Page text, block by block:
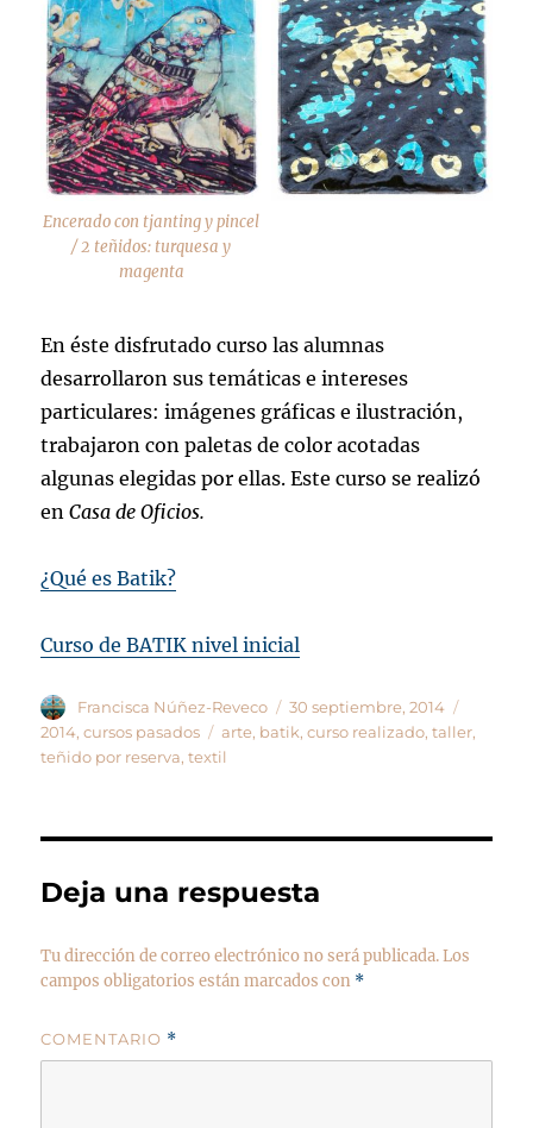
Encerado con tjanting y pincel
/ 2 teñidos: turquesa y
magenta
En éste disfrutado curso las alumnas
desarrollaron sus temáticas e intereses
particulares: imágenes gráficas e ilustración,
trabajaron con paletas de color acotadas
algunas elegidas por ellas. Este curso se realizó
enCasa de Oficios.
¿Qué es Batik?
Curso de BATIK nivel inicial
Autor
Francisca Núñez-Reveco
Publicado
el
30 septiembre, 2014
2014,cursos pasados Etiquetas
arte, batik,curso realizado,taller,
teñido por reserva,textil
Deja una respuesta
Tu dirección de correo electrónico no será publicada. Los
campos obligatorios están marcados con *
COMENTARIO *